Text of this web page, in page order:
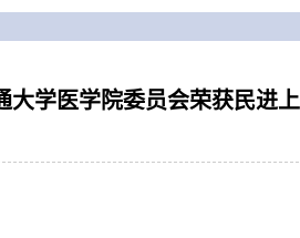
大学医学院委员会荣获民进